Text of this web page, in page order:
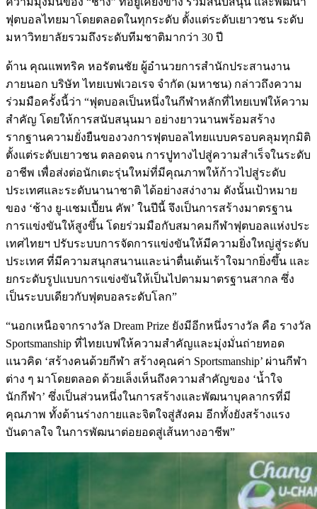
ฟุตบอลไทยมาโดยตลอดในทุกระดับ ตั้งแต่ระดับเยาวชน ระดับ
มหาวิทยาลัยรวมถึงระดับทีมชาติมากว่า 30 ปี
ด้าน คุณแพทริค หอรัตนชัย ผู้อำนวยการสำนักประสานงาน
ภายนอก บริษัท ไทยเบฟเวอเรจ จำกัด (มหาชน) กล่าวถึงความ
ร่วมมือครั้งนี้ว่า “ฟุตบอลเป็นหนึ่งในกีฬาหลักที่ไทยเบฟให้ความ
สำคัญ โดยให้การสนับสนุนมา อย่างยาวนานพร้อมสร้าง
รากฐานความยั่งยืนของวงการฟุตบอลไทยแบบครอบคลุมทุกมิติ
ตั้งแต่ระดับเยาวชน ตลอดจน การปูทางไปสู่ความสำเร็จในระดับ
อาชีพ เพื่อส่งต่อนักเตะรุ่นใหม่ที่มีคุณภาพให้ก้าวไปสู่ระดับ
ประเทศและระดับนานาชาติ ได้อย่างสง่างาม ดังนั้นเป้าหมาย
ของ ‘ช้าง ยู-แชมเปี้ยน คัพ’ ในปีนี้ จึงเป็นการสร้างมาตรฐาน
การแข่งขันให้สูงขึ้น โดยร่วมมือกับสมาคมกีฬาฟุตบอลแห่งประ
เทศไทยฯ ปรับระบบการจัดการแข่งขันให้มีความยิ่งใหญ่สู่ระดับ
ประเทศ ที่มีความสนุกสนานและน่าตื่นเต้นเร้าใจมากยิ่งขึ้น และ
ยกระดับรูปแบบการแข่งขันให้เป็นไปตามมาตรฐานสากล ซึ่ง
เป็นระบบเดียวกับฟุตบอลระดับโลก”
“นอกเหนือจากรางวัล Dream Prize ยังมีอีกหนึ่งรางวัล คือ รางวัล
Sportsmanship ที่ไทยเบฟให้ความสำคัญและมุ่งมั่นถ่ายทอด
แนวคิด ‘สร้างคนด้วยกีฬา สร้างคุณค่า Sportsmanship’ ผ่านกีฬา
ต่าง ๆ มาโดยตลอด ด้วยเล็งเห็นถึงความสำคัญของ ‘น้ำใจ
นักกีฬา’ ซึ่งเป็นส่วนหนึ่งในการสร้างและพัฒนาบุคลากรที่มี
คุณภาพ ทั้งด้านร่างกายและจิตใจสู่สังคม อีกทั้งยังสร้างแรง
บันดาลใจ ในการพัฒนาต่อยอดสู่เส้นทางอาชีพ”